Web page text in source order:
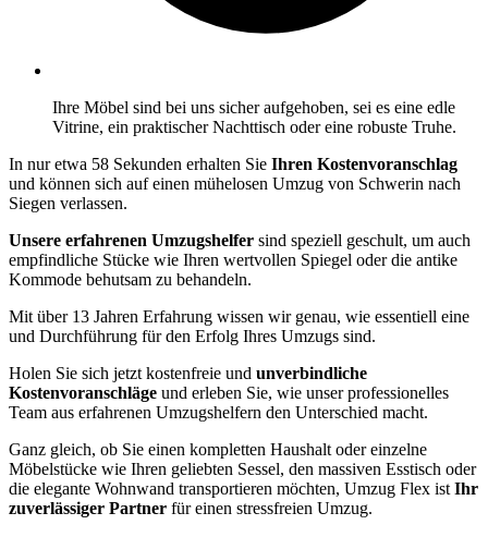
Ihre Möbel sind bei uns sicher aufgehoben, sei es eine edle
Vitrine, ein praktischer Nachttisch oder eine robuste Truhe.
In nur etwa 58 Sekunden erhalten Sie Ihren Kostenvoranschlag
und können sich auf einen mühelosen Umzug von Schwerin nach
Siegen verlassen.
Unsere erfahrenen Umzugshelfer sind speziell geschult, um auch
empfindliche Stücke wie Ihren wertvollen Spiegel oder die antike
Kommode behutsam zu behandeln.
Mit über 13 Jahren Erfahrung wissen wir genau, wie essentiell eine
und Durchführung für den Erfolg Ihres Umzugs sind.
Holen Sie sich jetzt kostenfreie und unverbindliche
Kostenvoranschläge und erleben Sie, wie unser professionelles
Team aus erfahrenen Umzugshelfern den Unterschied macht.
Ganz gleich, ob Sie einen kompletten Haushalt oder einzelne
Möbelstücke wie Ihren geliebten Sessel, den massiven Esstisch oder
die elegante Wohnwand transportieren möchten, Umzug Flex ist Ihr
zuverlässiger Partner für einen stressfreien Umzug.